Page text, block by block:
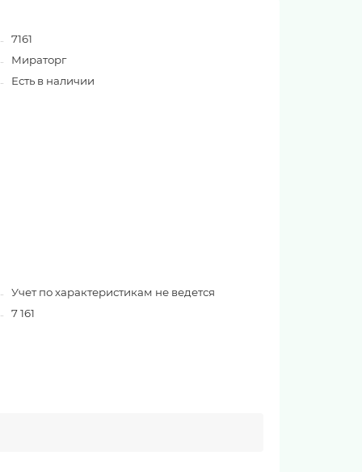
7161
Мираторг
Есть в наличии
Учет по характеристикам не ведется
7 161